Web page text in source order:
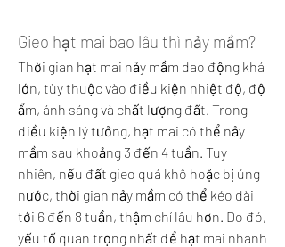
Gieo hạt mai bao lâu thì nảy mầm?
Thời gian hạt mai nảy mầm dao động khá
lớn, tùy thuộc vào điều kiện nhiệt độ, độ
ẩm, ánh sáng và chất lượng đất. Trong
điều kiện lý tưởng, hạt mai có thể nảy
mầm sau khoảng 3 đến 4 tuần. Tuy
nhiên, nếu đất gieo quá khô hoặc bị úng
nước, thời gian nảy mầm có thể kéo dài
tới 6 đến 8 tuần, thậm chí lâu hơn. Do đó,
yếu tố quan trọng nhất để hạt mai nhanh